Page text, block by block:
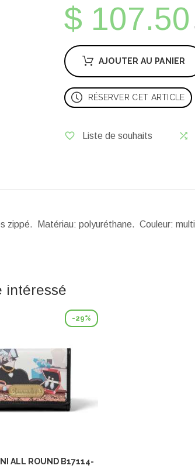
$ 107.50
AJOUTER AU PANIER
RÉSERVER CET ARTICLE
Liste de souhaits
zippé. Matériau: polyuréthane. Couleur:
intéressé
-29%
ALL ROUND B17114-